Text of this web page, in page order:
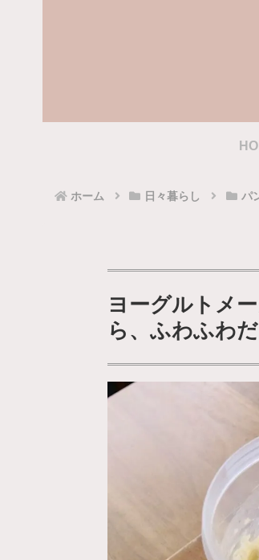
ホーム 日々暮らし パ
ヨーグルトメ
ら、ふわふわだ